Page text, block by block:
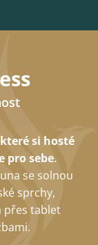
které si hosté
pro sebe.
se solnou
sprchy,
přes tablet